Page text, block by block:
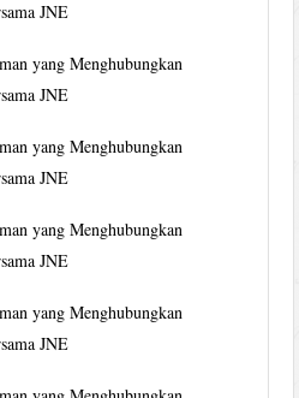
JNE
yang Menghubungkan
JNE
yang Menghubungkan
JNE
yang Menghubungkan
JNE
yang Menghubungkan
JNE